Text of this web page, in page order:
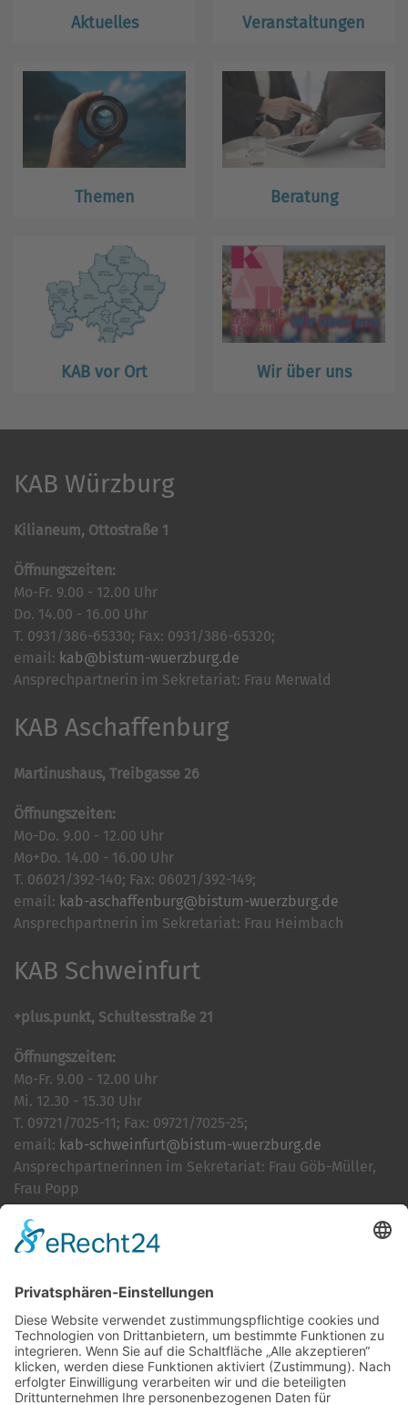
Aktuelles Veranstaltungen
Themen Beratung
KAB vor Ort Wir über uns
KAB Würzburg
Kilianeum, Ottostraße 1
Öffnungszeiten:
Mo-Fr. 9.00 - 12.00 Uhr
Do. 14.00 - 16.00 Uhr
T. 0931/386-65330; Fax: 0931/386-65320;
email: kab@bistum-wuerzburg.de
Ansprechpartnerin im Sekretariat: Frau Merwald
KAB Aschaffenburg
Martinushaus, Treibgasse 26
Öffnungszeiten:
Mo-Do. 9.00 - 12.00 Uhr
Mo+Do. 14.00 - 16.00 Uhr
T. 06021/392-140; Fax: 06021/392-149;
email: kab-aschaffenburg@bistum-wuerzburg.de
Ansprechpartnerin im Sekretariat: Frau Heimbach
KAB Schweinfurt
+plus.punkt, Schultesstraße 21
Öffnungszeiten:
Mo-Fr. 9.00 - 12.00 Uhr
Mi. 12.30 - 15.30 Uhr
T. 09721/7025-11; Fax: 09721/7025-25;
email: kab-schweinfurt@bistum-wuerzburg.de
Ansprechpartnerinnen im Sekretariat: Frau Göb-Müller,
Frau Popp